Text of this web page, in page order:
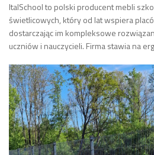
ItalSchool to polski producent mebli
świetlicowych, który od lat wspiera
dostarczając im kompleksowe
uczniów i nauczycieli. Firma stawia na